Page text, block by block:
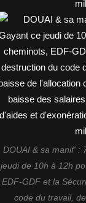
DOUAI & sa manif' :
jeudi de 10h à 12h
EDF-GDF et la
code du travail,